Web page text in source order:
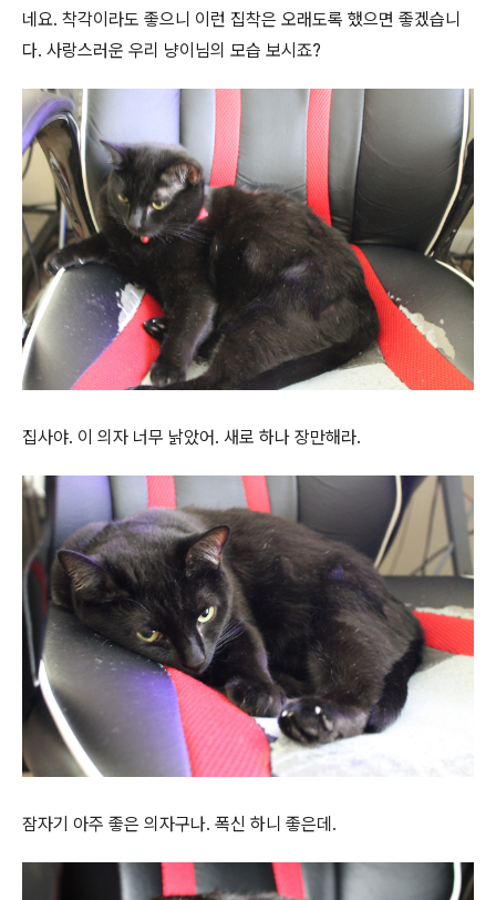
네요. 착각이라도 좋으니 이런 집착은 오래도록 했으면 좋겠습니
다. 사랑스러운 우리 냥이님의 모습 보시죠?
집사야. 이 의자 너무 낡았어. 새로 하나 장만해라.
잠자기 아주 좋은 의자구나. 폭신 하니 좋은데.